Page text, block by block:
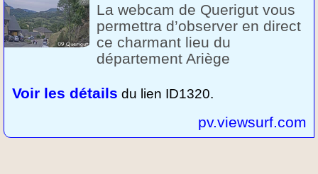
La webcam de Querigut vous
permettra d’observer en direct
ce charmant lieu du
département Ariège
Voir les détails du lien ID1320.
pv.viewsurf.com